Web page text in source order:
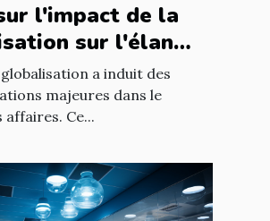
l'impact de la
sur l'élan
a induit des
majeures dans le
affaires. Ce...